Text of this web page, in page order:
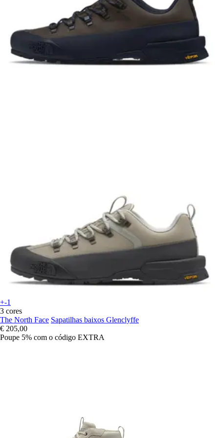
+-1
3 cores
The North Face Sapatilhas baixos Glenclyffe
€ 205,00
Poupe 5% com o código EXTRA